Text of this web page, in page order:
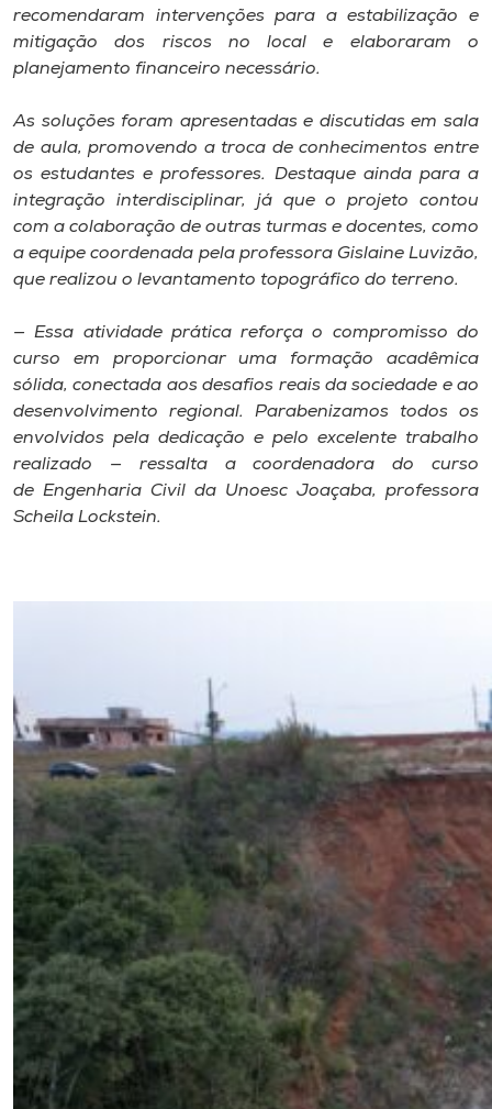
Selecione
A+
A-
recomendaram intervenções para a estabilização e
mitigação dos riscos no local e elaboraram o
planejamento financeiro necessário.
As soluções foram apresentadas e discutidas em sala
de aula, promovendo a troca de conhecimentos entre
os estudantes e professores. Destaque ainda para a
integração interdisciplinar, já que o projeto contou
com a colaboração de outras turmas e docentes, como
a equipe coordenada pela professora Gislaine Luvizão,
que realizou o levantamento topográfico do terreno.
— Essa atividade prática reforça o compromisso do
curso em proporcionar uma formação acadêmica
sólida, conectada aos desafios reais da sociedade e ao
desenvolvimento regional. Parabenizamos todos os
envolvidos pela dedicação e pelo excelente trabalho
realizado — ressalta a coordenadora do curso
de Engenharia Civil da Unoesc Joaçaba, professora
Scheila Lockstein.